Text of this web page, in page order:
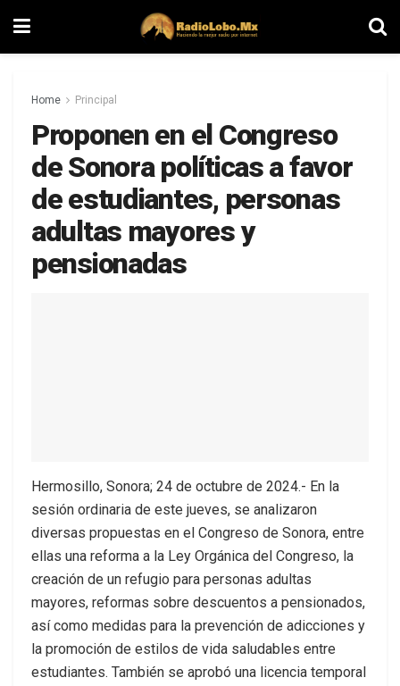
Home Principal
Proponen en el Congreso
de Sonora políticas a favor
de estudiantes, personas
adultas mayores y
pensionadas
Hermosillo, Sonora; 24 de octubre de 2024.- En la
sesión ordinaria de este jueves, se analizaron
diversas propuestas en el Congreso de Sonora, entre
ellas una reforma a la Ley Orgánica del Congreso, la
creación de un refugio para personas adultas
mayores, reformas sobre descuentos a pensionados,
así como medidas para la prevención de adicciones y
la promoción de estilos de vida saludables entre
estudiantes. También se aprobó una licencia temporal